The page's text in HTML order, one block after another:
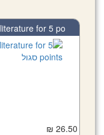
literature for 5 po...
26.50 ₪